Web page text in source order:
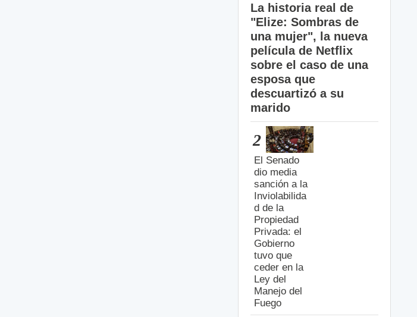
La historia real de
"Elize: Sombras de
una mujer", la nueva
película de Netflix
sobre el caso de una
esposa que
descuartizó a su
marido
2
El Senado
dio media
sanción a la
Inviolabilida
d de la
Propiedad
Privada: el
Gobierno
tuvo que
ceder en la
Ley del
Manejo del
Fuego